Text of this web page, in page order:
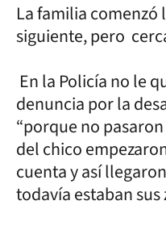
La familia comenzó
siguiente, pero
En la Policía no le
denuncia por la
“porque no
del chico
cuenta y así
todavía estaban